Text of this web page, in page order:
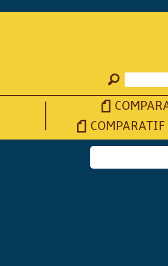
COMPARATIF